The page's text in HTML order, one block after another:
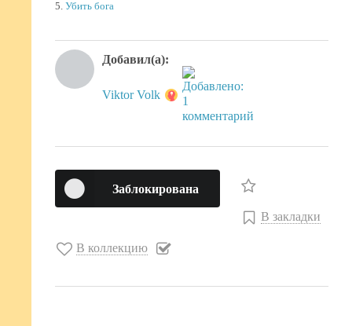
5. Убить бога
Добавил(а):
Viktor Volk
Заблокирована
В закладки
В коллекцию